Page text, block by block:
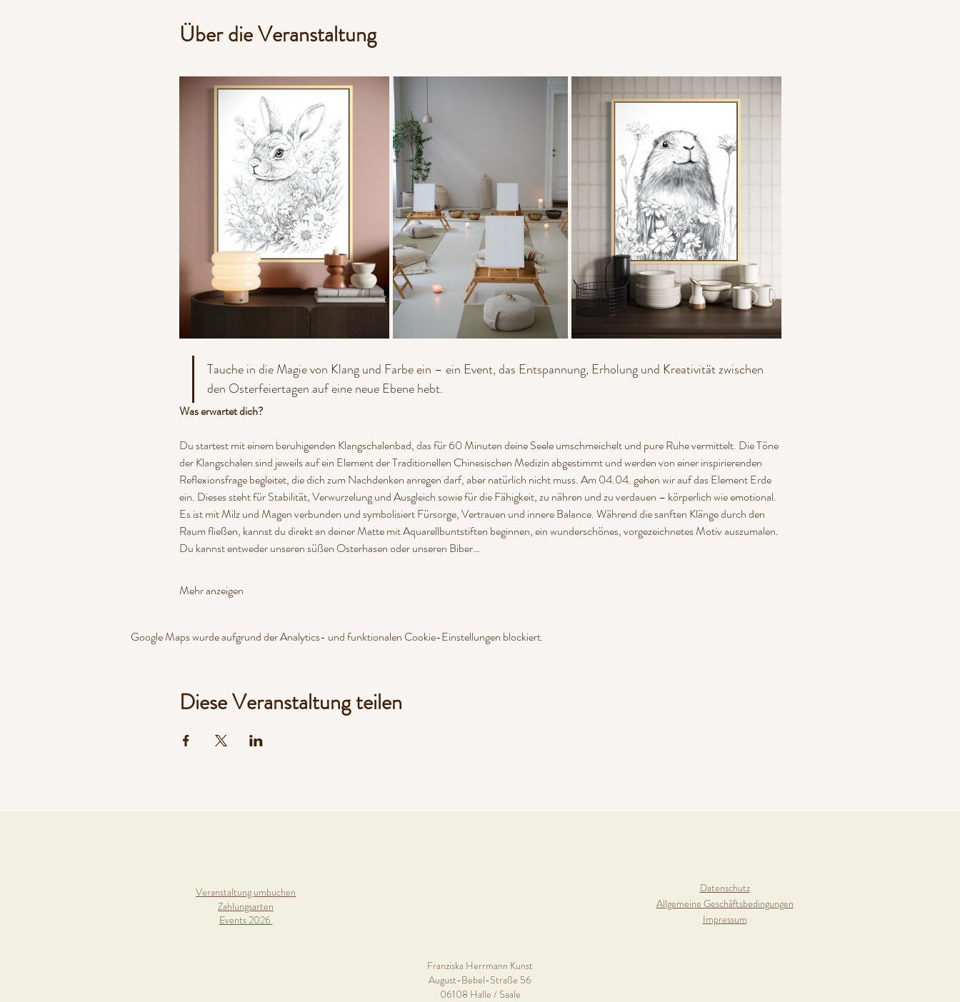
Über die Veranstaltung
Tauche in die Magie von Klang und Farbe ein – ein Event, das Entspannung, Erholung und Kreativität zwischen
den Osterfeiertagen auf eine neue Ebene hebt.
Was erwartet dich?
Du startest mit einem beruhigenden Klangschalenbad, das für 60 Minuten deine Seele umschmeichelt und pure Ruhe vermittelt. Die Töne
der Klangschalen sind jeweils auf ein Element der Traditionellen Chinesischen Medizin abgestimmt und werden von einer inspirierenden
Reflexionsfrage begleitet, die dich zum Nachdenken anregen darf, aber natürlich nicht muss. Am 04.04. gehen wir auf das Element Erde
ein. Dieses steht für Stabilität, Verwurzelung und Ausgleich sowie für die Fähigkeit, zu nähren und zu verdauen – körperlich wie emotional.
Es ist mit Milz und Magen verbunden und symbolisiert Fürsorge, Vertrauen und innere Balance. Während die sanften Klänge durch den
Raum fließen, kannst du direkt an deiner Matte mit Aquarellbuntstiften beginnen, ein wunderschönes, vorgezeichnetes Motiv auszumalen.
Du kannst entweder unseren süßen Osterhasen oder unseren Biber…
Mehr anzeigen
Google Maps wurde aufgrund der Analytics- und funktionalen Cookie-Einstellungen blockiert.
Diese Veranstaltung teilen
Veranstaltung umbuchen
Zahlungsarten
Events 2026
Datenschutz
Allgemeine Geschäftsbedingungen
Impressum
Franziska Herrmann Kunst
August-Bebel-Straße 56
06108 Halle / Saale